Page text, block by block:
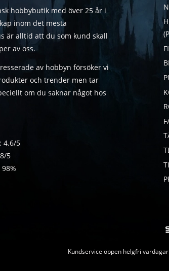
hobbybutik med över 25 år i
inom det mesta
är alltid att du som kund skall
av oss.
av hobbyn försöker vi
och trender men tar
om du saknar något hos
4.6/5
5
Kundservice öppen helgfri